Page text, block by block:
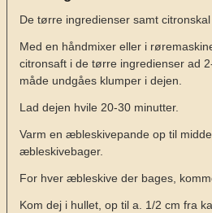
De tørre ingredienser samt
Med en håndmixer eller i
citronsaft i de tørre ingredienser ad
måde undgåes klumper i dejen.
Lad dejen hvile 20-30 minutter.
Varm en æbleskivepande op til
æbleskivebager.
For hver æbleskive der bages,
Kom dej i hullet, op til a. 1/2 cm fra